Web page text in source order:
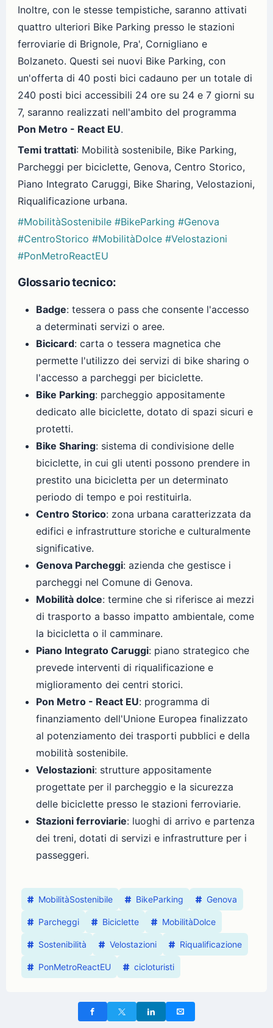
Inoltre, con le stesse tempistiche, saranno attivati
quattro ulteriori Bike Parking presso le stazioni
ferroviarie di Brignole, Pra', Cornigliano e
Bolzaneto. Questi sei nuovi Bike Parking, con
un'offerta di 40 posti bici cadauno per un totale di
240 posti bici accessibili 24 ore su 24 e 7 giorni su
7, saranno realizzati nell'ambito del programma
Pon Metro - React EU.
Temi trattati: Mobilità sostenibile, Bike Parking,
Parcheggi per biciclette, Genova, Centro Storico,
Piano Integrato Caruggi, Bike Sharing, Velostazioni,
Riqualificazione urbana.
#MobilitàSostenibile #BikeParking #Genova
#CentroStorico #MobilitàDolce #Velostazioni
#PonMetroReactEU
Glossario tecnico:
Badge: tessera o pass che consente l'accesso
a determinati servizi o aree.
Bicicard: carta o tessera magnetica che
permette l'utilizzo dei servizi di bike sharing o
l'accesso a parcheggi per biciclette.
Bike Parking: parcheggio appositamente
dedicato alle biciclette, dotato di spazi sicuri e
protetti.
Bike Sharing: sistema di condivisione delle
biciclette, in cui gli utenti possono prendere in
prestito una bicicletta per un determinato
periodo di tempo e poi restituirla.
Centro Storico: zona urbana caratterizzata da
edifici e infrastrutture storiche e culturalmente
significative.
Genova Parcheggi: azienda che gestisce i
parcheggi nel Comune di Genova.
Mobilità dolce: termine che si riferisce ai mezzi
di trasporto a basso impatto ambientale, come
la bicicletta o il camminare.
Piano Integrato Caruggi: piano strategico che
prevede interventi di riqualificazione e
miglioramento dei centri storici.
Pon Metro - React EU: programma di
finanziamento dell'Unione Europea finalizzato
al potenziamento dei trasporti pubblici e della
mobilità sostenibile.
Velostazioni: strutture appositamente
progettate per il parcheggio e la sicurezza
delle biciclette presso le stazioni ferroviarie.
Stazioni ferroviarie: luoghi di arrivo e partenza
dei treni, dotati di servizi e infrastrutture per i
passeggeri.
MobilitàSostenibile BikeParking Genova
Parcheggi Biciclette MobilitàDolce
Sostenibilità Velostazioni Riqualificazione
PonMetroReactEU cicloturisti